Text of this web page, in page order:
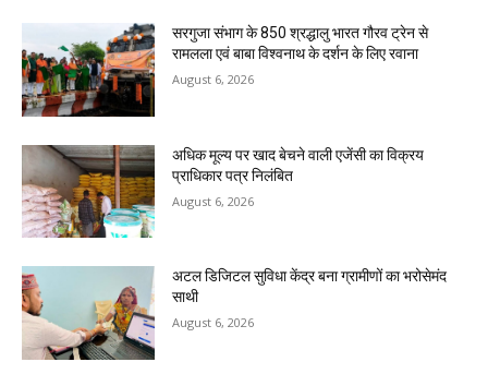
सरगुजा संभाग के 850 श्रद्धालु भारत गौरव ट्रेन से
रामलला एवं बाबा विश्वनाथ के दर्शन के लिए रवाना
August 6, 2026
अधिक मूल्य पर खाद बेचने वाली एजेंसी का विक्रय
प्राधिकार पत्र निलंबित
August 6, 2026
अटल डिजिटल सुविधा केंद्र बना ग्रामीणों का भरोसेमंद
साथी
August 6, 2026